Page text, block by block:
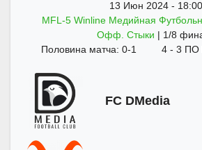
13 Июн 2024 - 18:00
MFL-5 Winline Медийная
Офф. Стыки | 1/8
Половина матча: 0-1
4 - 3 ПО
FC DMedia